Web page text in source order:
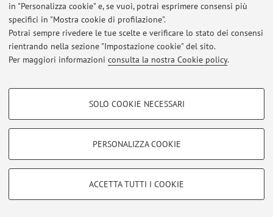
in "Personalizza cookie" e, se vuoi, potrai esprimere consensi più
specifici in "Mostra cookie di profilazione".
Potrai sempre rivedere le tue scelte e verificare lo stato dei consensi
rientrando nella sezione "Impostazione cookie" del sito.
Per maggiori informazioni consulta la nostra Cookie policy.
COOKIE DI PROFILAZIONE - FACOLTATIVI
COOKIE TECNICI - NECESSARI
Si tratta di cookie tecnici utilizzati, a titolo esemplificativo, per il corretto
SOLO COOKIE NECESSARI
PERSONALIZZA COOKIE
ACCETTA TUTTI I COOKIE
Al momento non sono presenti avvisi.
Area riservata
per gestire tutti i contenuti del sito.
© 2026 - ALMA MATER STUDIORUM - Università di Bologna - Via
Zamboni, 33 - 40126 Bologna - Partita IVA: 01131710376
Privacy|Note legali|Impostazioni Cookie